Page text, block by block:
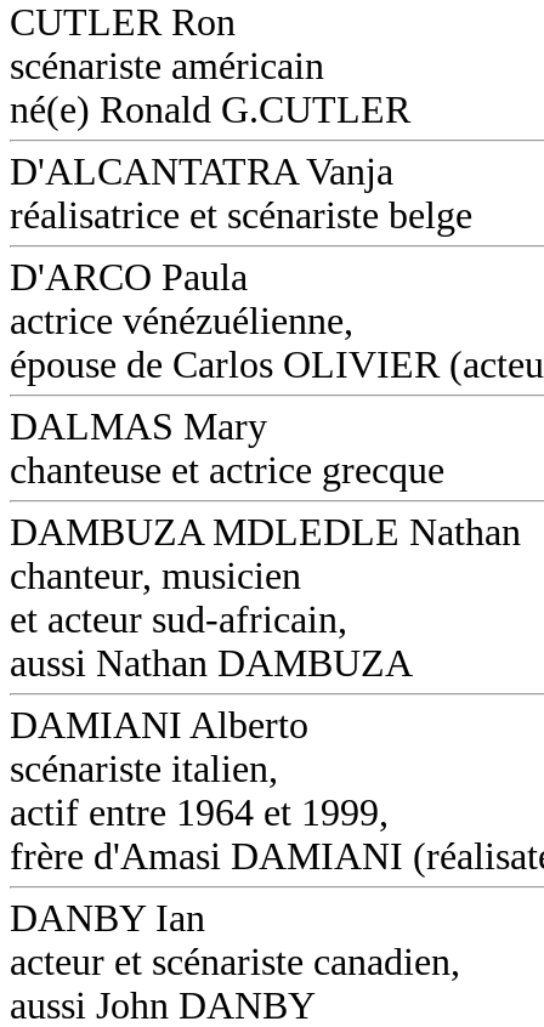
CUTLER Ron
scénariste américain
né(e) Ronald G.CUTLER
D'ALCANTATRA Vanja
réalisatrice et scénariste belge
D'ARCO Paula
actrice vénézuélienne,
épouse de Carlos OLIVIER
DALMAS Mary
chanteuse et actrice grecque
DAMBUZA MDLEDLE Nathan
chanteur, musicien
et acteur sud-africain,
aussi Nathan DAMBUZA
DAMIANI Alberto
scénariste italien,
actif entre 1964 et 1999,
frère d'Amasi DAMIANI
DANBY Ian
acteur et scénariste canadien,
aussi John DANBY